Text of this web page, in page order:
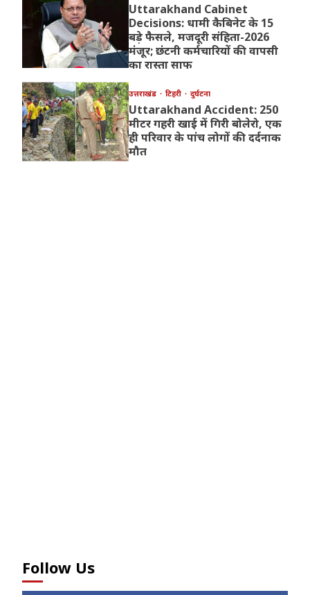
Uttarakhand Cabinet
Decisions: धामी कैबिनेट के 15
बड़े फैसले, मजदूरी संहिता-2026
मंजूर; छंटनी कर्मचारियों की वापसी
का रास्ता साफ
उत्तराखंड टिहरी दुर्घटना
Uttarakhand Accident: 250
मीटर गहरी खाई में गिरी बोलेरो, एक
ही परिवार के पांच लोगों की दर्दनाक
मौत
Follow Us